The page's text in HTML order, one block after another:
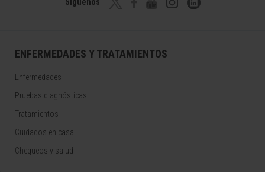
ENFERMEDADES Y TRATAMIENTOS
Enfermedades
Pruebas diagnósticas
Tratamientos
Cuidados en casa
Chequeos y salud